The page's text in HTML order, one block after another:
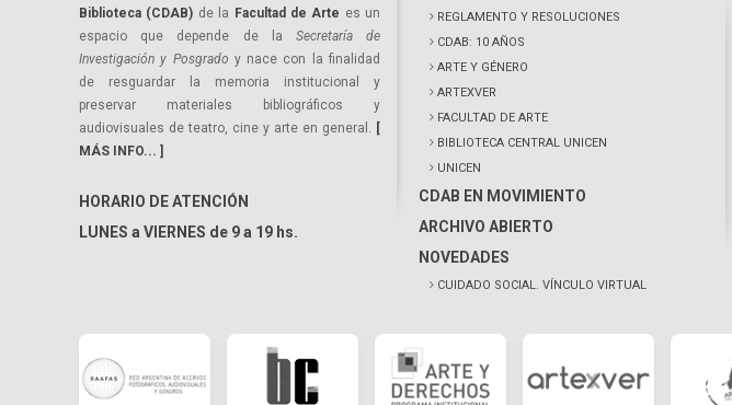
Biblioteca (CDAB) de la Facultad de Arte es un
espacio que depende de la Secretaría de
Investigación y Posgrado y nace con la finalidad
de resguardar la memoria institucional y
preservar materiales bibliográficos y
audiovisuales de teatro, cine y arte en general. [
MÁS INFO... ]
HORARIO DE ATENCIÓN
LUNES a VIERNES de 9 a 19 hs.
REGLAMENTO Y RESOLUCIONES
CDAB: 10 AÑOS
ARTE Y GÉNERO
ARTEXVER
FACULTAD DE ARTE
BIBLIOTECA CENTRAL UNICEN
UNICEN
CDAB EN MOVIMIENTO
ARCHIVO ABIERTO
NOVEDADES
CUIDADO SOCIAL. VÍNCULO VIRTUAL